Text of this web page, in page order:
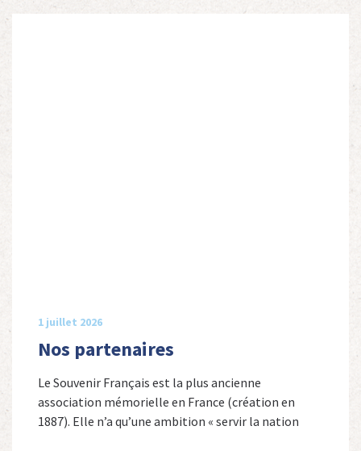
1 juillet 2026
Nos partenaires
Le Souvenir Français est la plus ancienne
association mémorielle en France (création en
1887). Elle n’a qu’une ambition « servir la nation